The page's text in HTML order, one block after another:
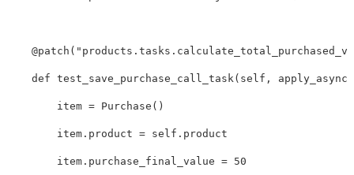
@patch (
def test_save_purchase_call_task( self ,
item = Purchase ()
item . product = self . product
item . purchase_final_value = 50